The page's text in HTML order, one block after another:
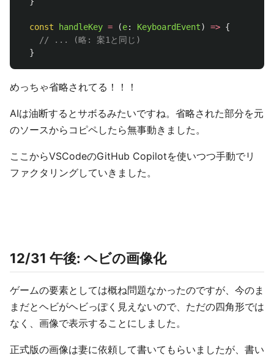
const handleKey = (e: KeyboardEvent) => {
// ... (略: 案1と同じ)
}
めっちゃ省略されてる！！！
AIは油断するとサボるみたいですね。省略された部分を元
のソースからコピペしたら無事動きました。
ここからVSCodeのGitHub Copilotを使いつつ手動でリ
ファクタリングしていきました。
12/31 午後: ヘビの画像化
ゲームの要素としては概ね問題なかったのですが、今のま
まだとヘビがヘビっぽく見えないので、ただの四角形では
なく、画像で表示することにしました。
正式版の画像は妻に依頼して書いてもらいましたが、書い